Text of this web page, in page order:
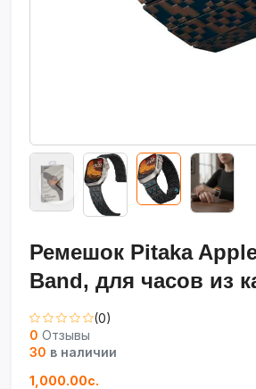
Ремешок Pitaka
Band, для часов из
(0)
0 Отзывы
30 в наличии
1,000.00с.